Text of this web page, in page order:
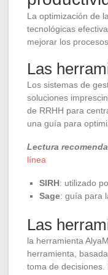
La optimización de
tecnológicas
mejorar los
Las
Los sistemas de
soluciones
de RRHH para
una guía para
Lectura
línea
SIRH: utilizado
Sage: guía para
Las
la herramienta
herramienta,
toma de